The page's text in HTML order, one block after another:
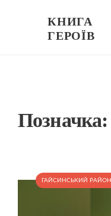
КНИГА
ГЕРОЇВ
Позначка:
ГАЙСИНСЬКИЙ РАЙОН